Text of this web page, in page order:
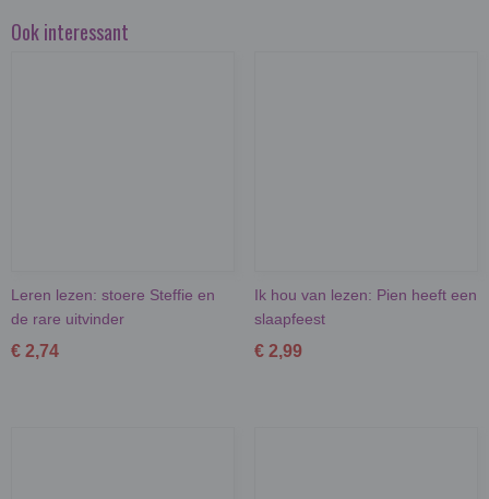
Ook interessant
Leren lezen: stoere Steffie en
de rare uitvinder
€ 2,74
Ik hou van lezen: Pien heeft een
slaapfeest
€ 2,99